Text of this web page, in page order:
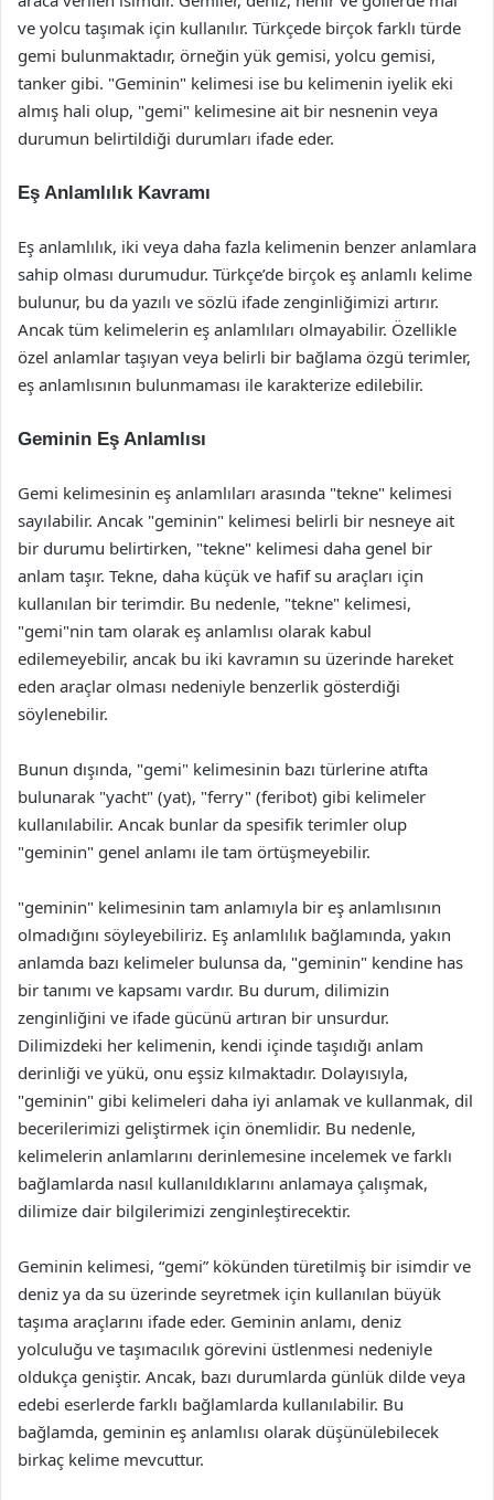
ve yolcu taşımak için kullanılır. Türkçede birçok farklı türde
gemi bulunmaktadır, örneğin yük gemisi, yolcu gemisi,
tanker gibi. "Geminin" kelimesi ise bu kelimenin iyelik eki
almış hali olup, "gemi" kelimesine ait bir nesnenin veya
durumun belirtildiği durumları ifade eder.
Eş Anlamlılık Kavramı
Eş anlamlılık, iki veya daha fazla kelimenin benzer anlamlara
sahip olması durumudur. Türkçe’de birçok eş anlamlı kelime
bulunur, bu da yazılı ve sözlü ifade zenginliğimizi artırır.
Ancak tüm kelimelerin eş anlamlıları olmayabilir. Özellikle
özel anlamlar taşıyan veya belirli bir bağlama özgü terimler,
eş anlamlısının bulunmaması ile karakterize edilebilir.
Geminin Eş Anlamlısı
Gemi kelimesinin eş anlamlıları arasında "tekne" kelimesi
sayılabilir. Ancak "geminin" kelimesi belirli bir nesneye ait
bir durumu belirtirken, "tekne" kelimesi daha genel bir
anlam taşır. Tekne, daha küçük ve hafif su araçları için
kullanılan bir terimdir. Bu nedenle, "tekne" kelimesi,
"gemi"nin tam olarak eş anlamlısı olarak kabul
edilemeyebilir, ancak bu iki kavramın su üzerinde hareket
eden araçlar olması nedeniyle benzerlik gösterdiği
söylenebilir.
Bunun dışında, "gemi" kelimesinin bazı türlerine atıfta
bulunarak "yacht" (yat), "ferry" (feribot) gibi kelimeler
kullanılabilir. Ancak bunlar da spesifik terimler olup
"geminin" genel anlamı ile tam örtüşmeyebilir.
"geminin" kelimesinin tam anlamıyla bir eş anlamlısının
olmadığını söyleyebiliriz. Eş anlamlılık bağlamında, yakın
anlamda bazı kelimeler bulunsa da, "geminin" kendine has
bir tanımı ve kapsamı vardır. Bu durum, dilimizin
zenginliğini ve ifade gücünü artıran bir unsurdur.
Dilimizdeki her kelimenin, kendi içinde taşıdığı anlam
derinliği ve yükü, onu eşsiz kılmaktadır. Dolayısıyla,
"geminin" gibi kelimeleri daha iyi anlamak ve kullanmak, dil
becerilerimizi geliştirmek için önemlidir. Bu nedenle,
kelimelerin anlamlarını derinlemesine incelemek ve farklı
bağlamlarda nasıl kullanıldıklarını anlamaya çalışmak,
dilimize dair bilgilerimizi zenginleştirecektir.
Geminin kelimesi, “gemi” kökünden türetilmiş bir isimdir ve
deniz ya da su üzerinde seyretmek için kullanılan büyük
taşıma araçlarını ifade eder. Geminin anlamı, deniz
yolculuğu ve taşımacılık görevini üstlenmesi nedeniyle
oldukça geniştir. Ancak, bazı durumlarda günlük dilde veya
edebi eserlerde farklı bağlamlarda kullanılabilir. Bu
bağlamda, geminin eş anlamlısı olarak düşünülebilecek
birkaç kelime mevcuttur.